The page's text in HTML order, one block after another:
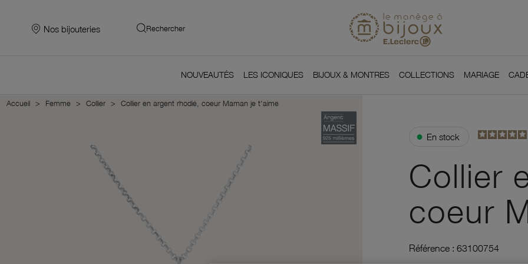
Nos bijouteries Rechercher
NOUVEAUTÉS LES ICONIQUES BIJOUX & MONTRES COLLECTIONS MARIAGE
Accueil Femme Collier Collier en argent rhodié, coeur Maman je t'aime
● En stock
Collier
coeur
Référence : 63100754